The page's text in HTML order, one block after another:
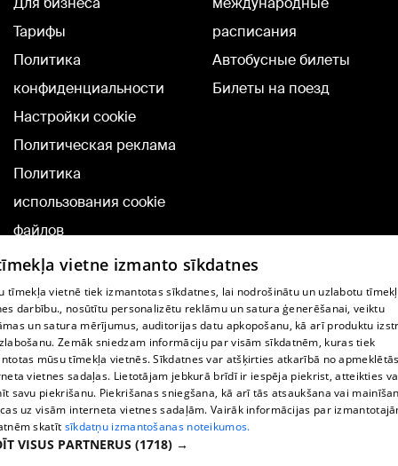
Тарифы
Политика
конфиденциальности
Настройки cookie
Политическая реклама
Политика
использования cookie
файлов
Добавление
комментариев
расписания
Автобусные билеты
Билеты на поезд
TВ-программа
Условия договора
360 Ziņu kontakti
Helio Media
Служба помощи портала: э-почта -
vietne izmanto sīkdatnes
tīmekļa vietnē tiek izmantotas sīkdatnes, lai nodrošinātu un uzlabotu
darbību., nosūtītu personalizētu reklāmu un satura ģenerēšanai, veiktu
un satura mērījumus, auditorijas datu apkopošanu, kā arī produktu
Zemāk sniedzam informāciju par visām sīkdatnēm, kuras tiek
mūsu tīmekļa vietnēs. Sīkdatnes var atšķirties atkarībā no
vietnes sadaļas. Lietotājam jebkurā brīdī ir iespēja piekrist, atteikties
savu piekrišanu. Piekrišanas sniegšana, kā arī tās atsaukšana vai
uz visām interneta vietnes sadaļām. Vairāk informācijas par
skatīt sīkdatņu izmantošanas noteikumos.
VISUS PARTNERUS (1718) →